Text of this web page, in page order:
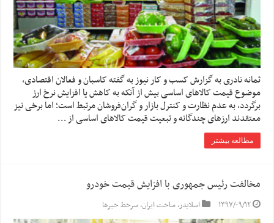
ثمانه نادری به گزارش کسب و کار نیوز به گفته کاسبان و فعالان اقتصادی،
موضوع قیمت کالاهای اساسی بیش از آنکه به کاهش یا افزایش نرخ ارز
برگردد، به عدم نظارت‌ و کنترل بازار و گران‌فروشان مرتبط است؛ اما برخی نیز
معتقدند ارزهای چندگانه و تبعیت قیمت کالاهای اساسی از …
مطالعه بیشتر
مخالفت رئیس جمهوری با افزایش قیمت خودرو
۱۳۹۷/۰۹/۱۲ اسلایدر,ساخت ایران,سرخط خبرها